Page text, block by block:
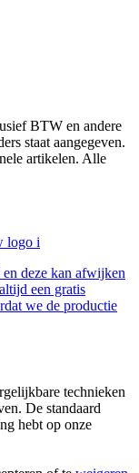
BTW en andere
staat aangegeven.
artikelen. Alle
logo i
deze kan afwijken
een gratis
we de productie
technieken
De standaard
hebt op onze